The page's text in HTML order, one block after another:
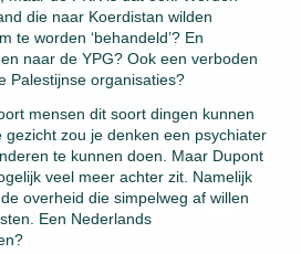
die naar Koerdistan wilden
te worden ‘behandeld’? En
naar de YPG? Ook een verboden
Palestijnse organisaties?
mensen dit soort dingen kunnen
zou je denken een psychiater
te kunnen doen. Maar Dupont
veel meer achter zit. Namelijk
overheid die simpelweg af willen
Een Nederlands